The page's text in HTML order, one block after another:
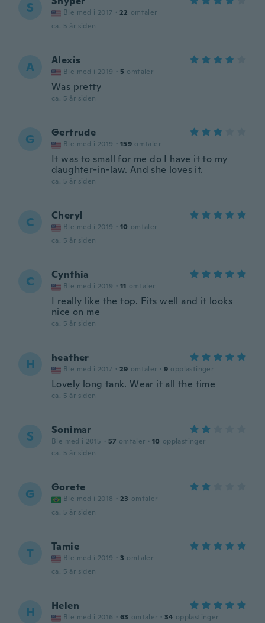
S Ble med i 2017 · 22 omtaler
ca. 5 år siden
A Alexis
Ble med i 2019 · 5 omtaler
Was pretty
ca. 5 år siden
G Gertrude
Ble med i 2019 · 159 omtaler
It was to small for me do I have it to my
daughter-in-law. And she loves it.
ca. 5 år siden
C Cheryl
Ble med i 2019 · 10 omtaler
ca. 5 år siden
C Cynthia
Ble med i 2019 · 11 omtaler
I really like the top. Fits well and it looks
nice on me
ca. 5 år siden
H heather
Ble med i 2017 · 29 omtaler · 9 opplastinger
Lovely long tank. Wear it all the time
ca. 5 år siden
S Sonimar
Ble med i 2015 · 57 omtaler · 10 opplastinger
ca. 5 år siden
G Gorete
Ble med i 2018 · 23 omtaler
ca. 5 år siden
T Tamie
Ble med i 2019 · 3 omtaler
ca. 5 år siden
H Helen
Ble med i 2016 · 63 omtaler · 34 opplastinger